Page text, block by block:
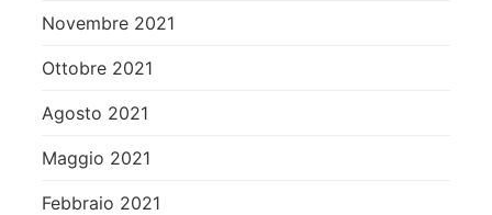
Novembre 2021
Ottobre 2021
Agosto 2021
Maggio 2021
Febbraio 2021